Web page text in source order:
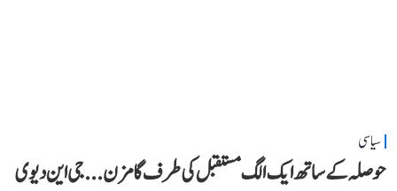
سیاسی
حوصلہ کے ساتھ ایک الگ مستقبل کی طرف گامزن... جی این دیوی